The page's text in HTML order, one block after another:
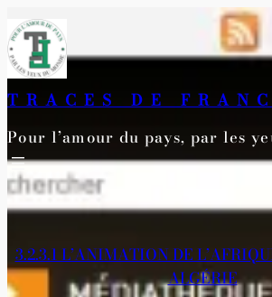
Aller
au
contenu
TRACES DE
Pour l’amour du pays, par les
3.2.3.1 L’ANIMATION DE
ALGÉRIE